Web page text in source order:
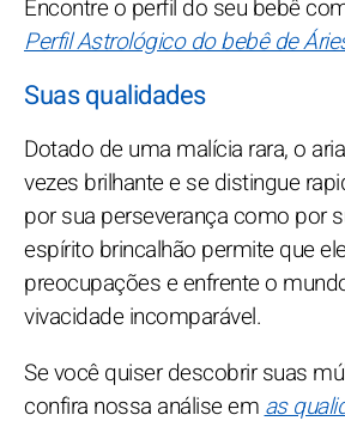
Encontre o perfil do seu bebê
Perfil Astrológico do bebê de
Suas qualidades
Dotado de uma malícia rara, o
vezes brilhante e se distingue
por sua perseverança como por
espírito brincalhão permite que
preocupações e enfrente o
vivacidade incomparável.
Se você quiser descobrir suas
confira nossa análise em as